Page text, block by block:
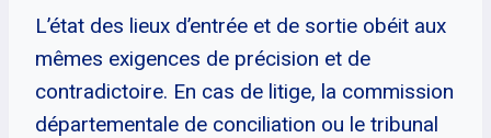
L’état des lieux d’entrée et de sortie obéit aux
mêmes exigences de précision et de
contradictoire. En cas de litige, la commission
départementale de conciliation ou le tribunal